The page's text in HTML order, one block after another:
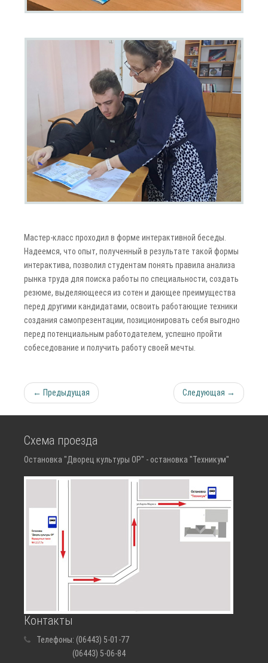
Мастер-класс проходил в форме интерактивной беседы.
Надеемся, что опыт, полученный в результате такой формы
интерактива, позволил студентам понять правила анализа
рынка труда для поиска работы по специальности, создать
резюме, выделяющееся из сотен и дающее преимущества
перед другими кандидатами, освоить работающие техники
создания самопрезентации, позиционировать себя выгодно
перед потенциальным работодателем, успешно пройти
собеседование и получить работу своей мечты.
← Предыдущая Следующая →
Схема проезда
Остановка "Дворец культуры ОР" - остановка "Техникум"
Контакты
Телефоны: (06443) 5-01-77
(06443) 5-06-84